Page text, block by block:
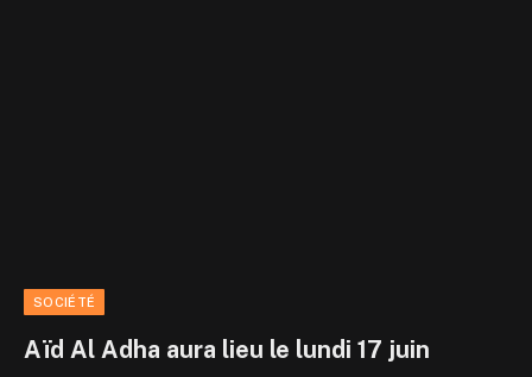
SOCIÉTÉ
Aïd Al Adha aura lieu le lundi 17 juin